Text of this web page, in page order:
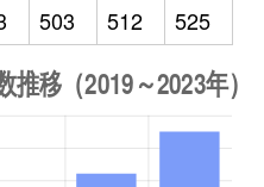
503 512 525